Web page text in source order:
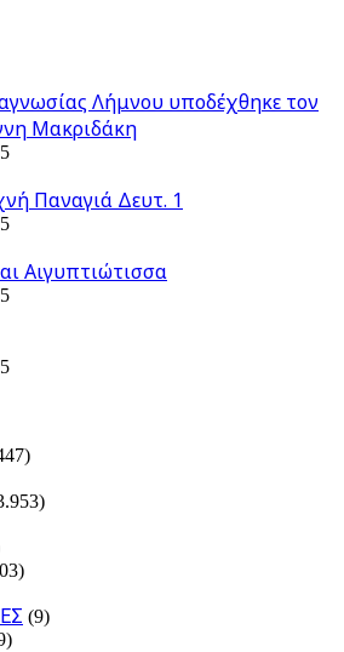
Λήμνου υποδέχθηκε τον
Μακριδάκη
Παναγιά Δευτ. 1
Αιγυπτιώτισσα
(9)